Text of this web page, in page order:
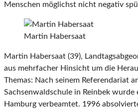
Menschen möglichst nicht negativ
Martin Habersaat
Martin Habersaat (39),
aus mehrfacher Hinsicht um die
Themas: Nach seinem Referendariat
Sachsenwaldschule in Reinbek wurde
Hamburg verbeamtet. 1996